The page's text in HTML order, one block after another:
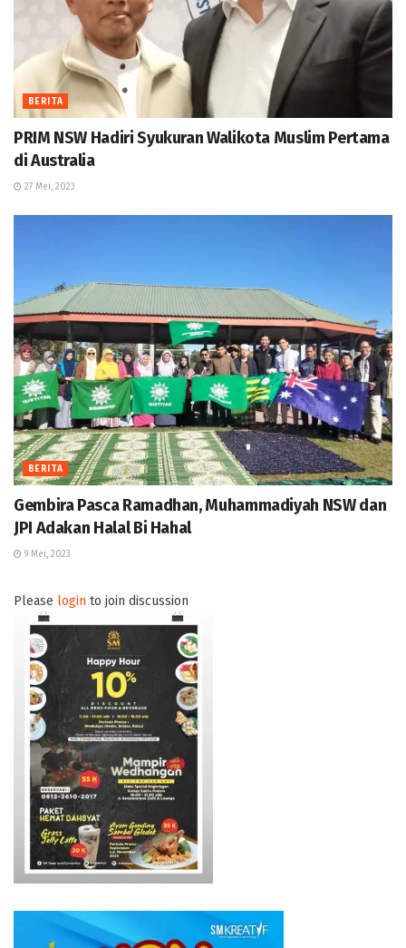
BERITA
PRIM NSW Hadiri Syukuran Walikota Muslim Pertama
di Australia
27 Mei, 2023
BERITA
Gembira Pasca Ramadhan, Muhammadiyah NSW dan
JPI Adakan Halal Bi Hahal
9 Mei, 2023
Please login to join discussion